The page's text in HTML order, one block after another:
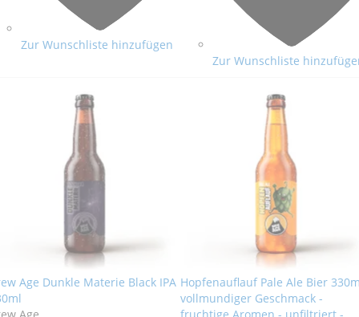
Zur Wunschliste hinzufügen
Zur Wunschliste
Age Dunkle Materie Black IPA Hopfenauflauf Pale Ale Bier
vollmundiger Geschmack -